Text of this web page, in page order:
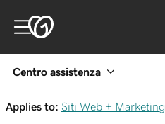
Centro assistenza
Applies to: Siti Web + Marketing